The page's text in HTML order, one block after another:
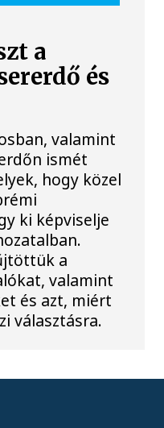
a
és
valamint
ismét
hogy közel
ki képviselje
a
valamint
és azt, miért
választásra.